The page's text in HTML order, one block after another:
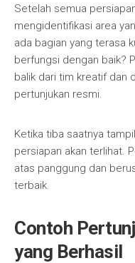
Setelah semua
mengidentifikasi area
ada bagian yang terasa
berfungsi dengan baik?
balik dari tim kreatif dan
pertunjukan resmi.
Ketika tiba saatnya
persiapan akan terlihat.
atas panggung dan
terbaik.
Contoh
yang Berhasil